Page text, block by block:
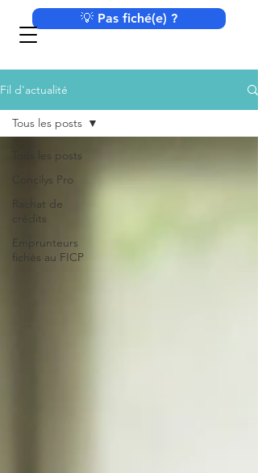
💡 Pas fiché(e) ?
Fil d'actualité
Tous les posts
Concilys Pro
Rachat de
crédits
Emprunteurs
fichés au FICP
Tous les posts